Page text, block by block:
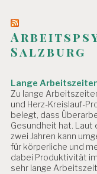
Salzburg
Lange
Zu lange
und Herz-Kreislauf-
belegt, dass
Gesundheit hat. Laut
zwei Jahren kann
für körperliche und
dabei Produktivität
sehr lange